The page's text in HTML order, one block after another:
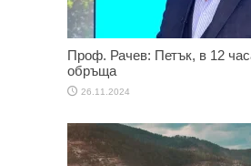
Проф. Рачев: Петък, в 12
обръща
26.11.2024